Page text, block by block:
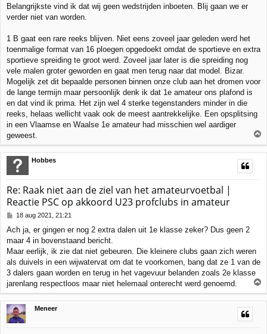
Belangrijkste vind ik dat wij geen wedstrijden inboeten. Blij gaan we er
verder niet van worden.
1 B gaat een rare reeks blijven. Niet eens zoveel jaar geleden werd het
toenmalige format van 16 ploegen opgedoekt omdat de sportieve en extra
sportieve spreiding te groot werd. Zoveel jaar later is die spreiding nog
vele malen groter geworden en gaat men terug naar dat model. Bizar.
Mogelijk zet dit bepaalde personen binnen onze club aan het dromen voor
de lange termijn maar persoonlijk denk ik dat 1e amateur ons plafond is
en dat vind ik prima. Het zijn wel 4 sterke tegenstanders minder in die
reeks, helaas wellicht vaak ook de meest aantrekkelijke. Een opsplitsing
in een Vlaamse en Waalse 1e amateur had misschien wel aardiger
geweest.
h
Hobbes
Re: Raak niet aan de ziel van het amateurvoetbal |
Reactie PSC op akkoord U23 profclubs in amateur
B
r
i
c
h
18 aug 2021, 21:21
Ach ja, er gingen er nog 2 extra dalen uit 1e klasse zeker? Dus geen 2
maar 4 in bovenstaand bericht.
Maar eerlijk, ik zie dat niet gebeuren. Die kleinere clubs gaan zich weren
als duivels in een wijwatervat om dat te voorkomen, bang dat ze 1 van de
3 dalers gaan worden en terug in het vagevuur belanden zoals 2e klasse
jarenlang respectloos maar niet helemaal onterecht werd genoemd.
h
Meneer